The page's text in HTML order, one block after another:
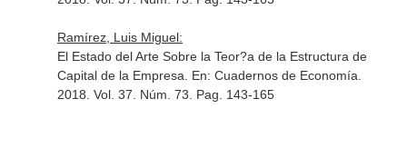
Ramírez, Luis Miguel:
El Estado del Arte Sobre la Teor?a de la Estructura de
Capital de la Empresa. En: Cuadernos de Economía
2018. Vol. 37. Núm. 73. Pag. 143-165